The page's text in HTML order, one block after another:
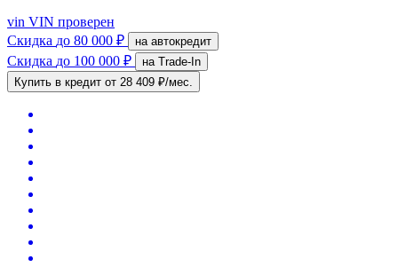
vin VIN проверен
Скидка до 80 000 ₽ на автокредит
Скидка до 100 000 ₽
на Trade-In
Купить в кредит от 28 409 ₽/мес.